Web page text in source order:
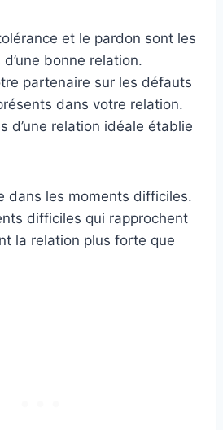
et le pardon sont les
bonne relation.
partenaire sur les défauts
dans votre relation.
d’une relation idéale établie
dans les moments difficiles.
difficiles qui rapprochent
la relation plus forte que